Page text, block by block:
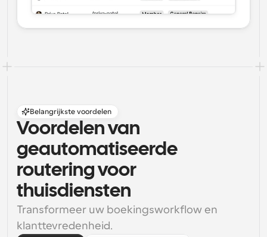
Belangrijkste voordelen
Voordelen van
geautomatiseerde
routering voor
thuisdiensten
Transformeer uw boekingsworkflow en
klanttevredenheid.